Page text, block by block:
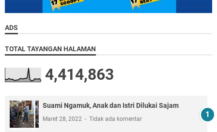
ADS
TOTAL TAYANGAN HALAMAN
4,414,863
Suami Ngamuk, Anak dan Istri Dilukai Sajam
Maret 28, 2022 Tidak ada komentar